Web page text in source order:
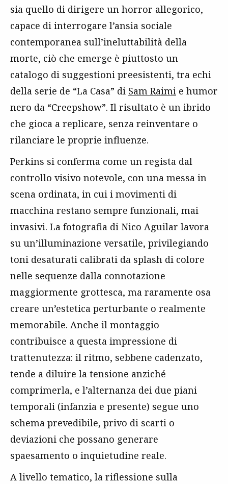
sia quello di dirigere un horror allegorico,
capace di interrogare l’ansia sociale
contemporanea sull’ineluttabilità della
morte, ciò che emerge è piuttosto un
catalogo di suggestioni preesistenti, tra echi
della serie de “La Casa” di Sam Raimi e humor
nero da “Creepshow”. Il risultato è un ibrido
che gioca a replicare, senza reinventare o
rilanciare le proprie influenze.
Perkins si conferma come un regista dal
controllo visivo notevole, con una messa in
scena ordinata, in cui i movimenti di
macchina restano sempre funzionali, mai
invasivi. La fotografia di Nico Aguilar lavora
su un’illuminazione versatile, privilegiando
toni desaturati calibrati da splash di colore
nelle sequenze dalla connotazione
maggiormente grottesca, ma raramente osa
creare un’estetica perturbante o realmente
memorabile. Anche il montaggio
contribuisce a questa impressione di
trattenutezza: il ritmo, sebbene cadenzato,
tende a diluire la tensione anziché
comprimerla, e l’alternanza dei due piani
temporali (infanzia e presente) segue uno
schema prevedibile, privo di scarti o
deviazioni che possano generare
spaesamento o inquietudine reale.
A livello tematico, la riflessione sulla